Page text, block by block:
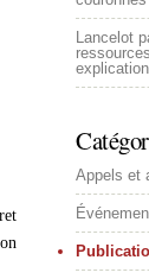
Lancelot
Appels et